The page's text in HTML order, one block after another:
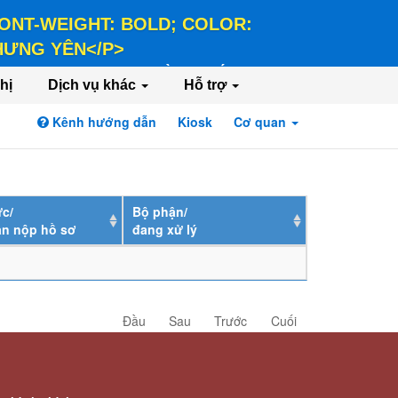
WEIGHT: BOLD; COLOR:
YÊN</P>
COLOR: #FFEE58;">HÀNH CHÍNH PHỤC
Dịch vụ khác Hỗ trợ
Kênh hướng dẫn Kiosk Cơ quan
nộp hồ sơ
Bộ phận/
đang xử lý
Đầu Sau Trước Cuối